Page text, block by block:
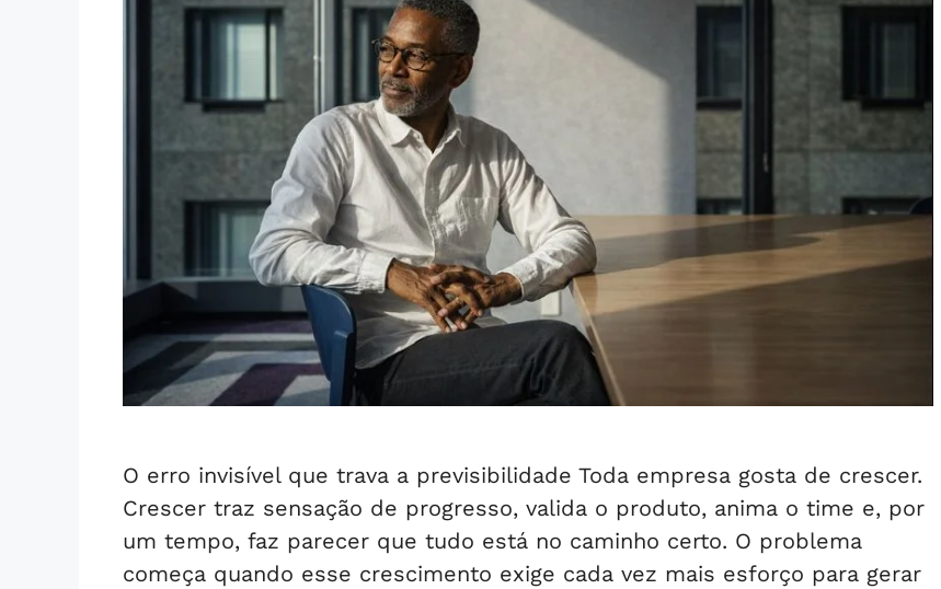
O erro invisível que trava a previsibilidade Toda empresa gosta de crescer.
Crescer traz sensação de progresso, valida o produto, anima o time e, por
um tempo, faz parecer que tudo está no caminho certo. O problema
começa quando esse crescimento exige cada vez mais esforço para gerar